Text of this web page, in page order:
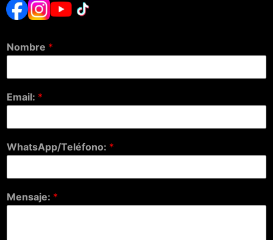
Nombre *
Email: *
WhatsApp/Teléfono: *
Mensaje: *